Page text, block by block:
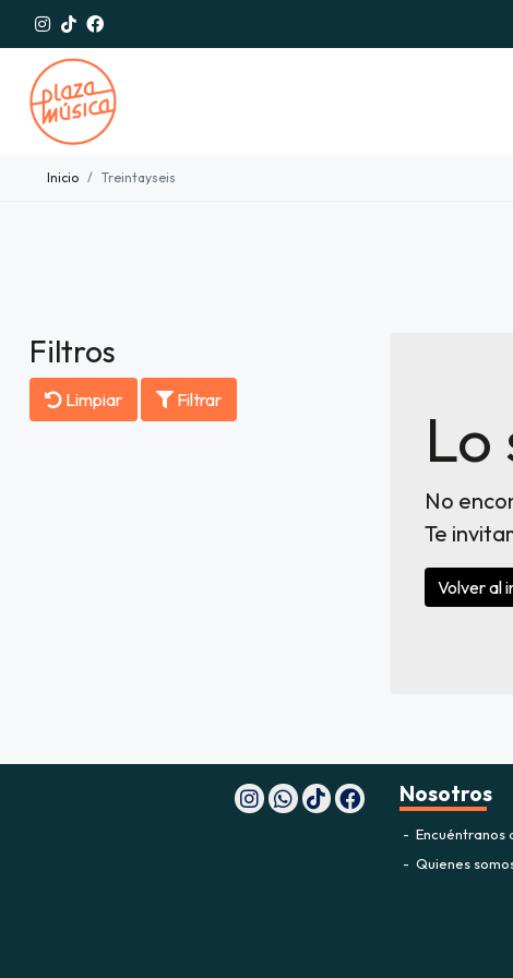
Inicio Treintayseis
Filtros
Limpiar Filtrar
Lo
No
Te
Volver al
Nosotros
Encuéntranos
Quienes